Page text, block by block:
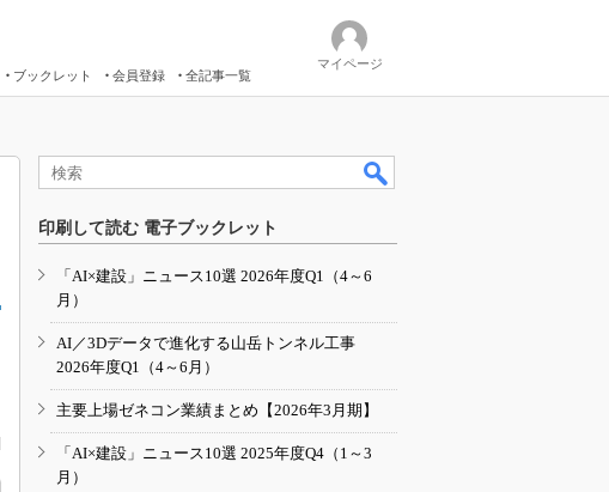
ブックレット 会員登録 全記事一覧
マイページ
印刷して読む 電子ブックレット
「AI×建設」ニュース10選 2026年度Q1（4～6
月）
AI／3Dデータで進化する山岳トンネル工事
2026年度Q1（4～6月）
主要上場ゼネコン業績まとめ【2026年3月期】
「AI×建設」ニュース10選 2025年度Q4（1～3
月）